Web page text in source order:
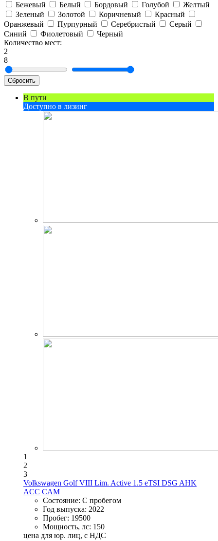
Бежевый
Белый Бордовый Голубой
Желтый
Зеленый
Золотой Коричневый
Красный
Оранжевый
Пурпурный Серебристый
Серый
Синий
Фиолетовый
Черный
Количество мест:
2
8
Сбросить
В пути
Доступно в лизинг
1
2
3
Volkswagen Golf VIII Lim. Active 1.5 eTSI DSG AHK
ACC CAM
Состояние: С пробегом
Год выпуска: 2022
Пробег: 19500
Мощность, лс: 150
цена для юр. лиц, с НДС